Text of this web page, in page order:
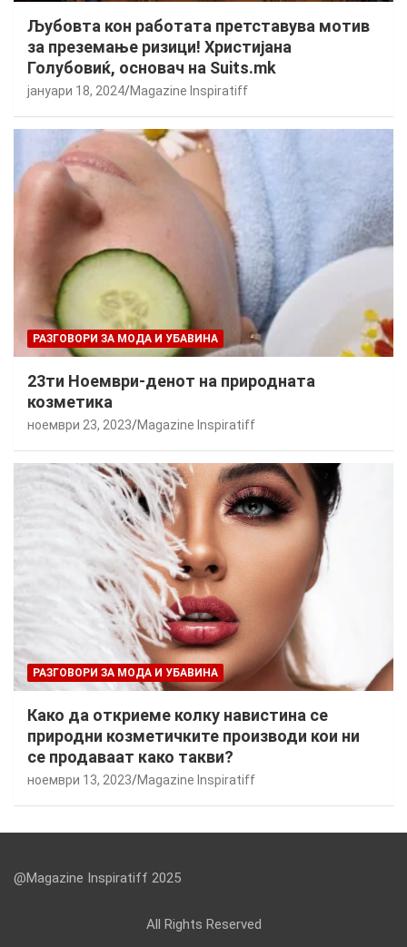
Љубовта кон работата претставува мотив
за преземање ризици! Христијана
Голубовиќ, основач на Suits.mk
јануари 18, 2024 Magazine Inspiratiff
РАЗГОВОРИ ЗА МОДА И УБАВИНА
23ти Ноември-денот на природната
козметика
ноември 23, 2023 Magazine Inspiratiff
РАЗГОВОРИ ЗА МОДА И УБАВИНА
Како да откриеме колку навистина се
природни козметичките производи кои ни
се продаваат како такви?
ноември 13, 2023 Magazine Inspiratiff
@Magazine Inspiratiff 2025
All Rights Reserved